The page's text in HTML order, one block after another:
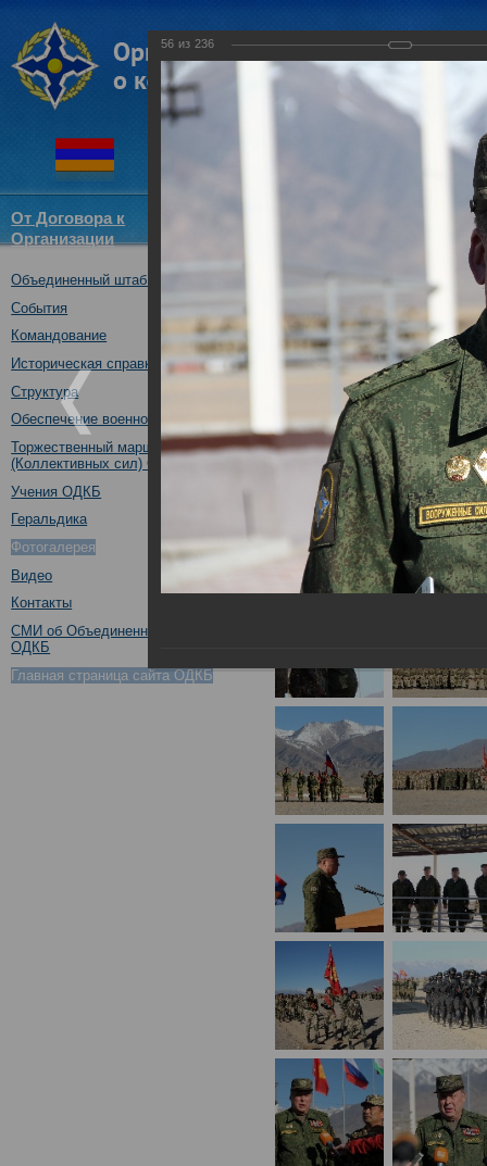
От Договора к
Организации
Объединенный штаб ОДКБ
События
Командование
Историческая справка
Структура
Обеспечение военной безопасности
Торжественный марш Войск
(Коллективных сил) ОДКБ
Учения ОДКБ
Геральдика
Фотогалерея
Видео
Контакты
СМИ об Объединенном штабе
ОДКБ
Главная страница сайта ОДКБ
Совместное тактическое
04.10.2016
56 из 236